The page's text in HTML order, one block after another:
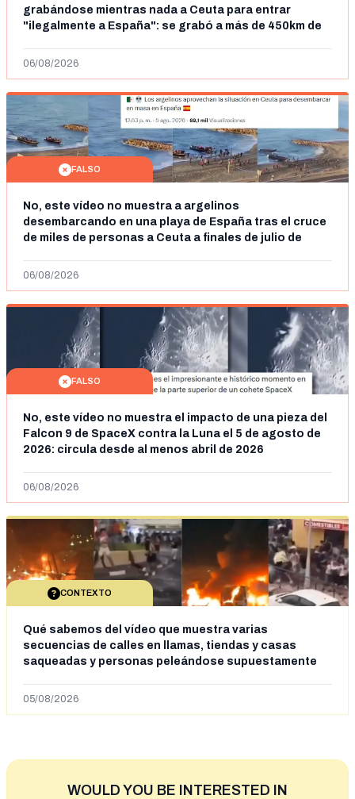
grabándose mientras nada a Ceuta para entrar
"ilegalmente a España": se grabó a más de 450km de
06/08/2026
FALSO
No, este vídeo no muestra a argelinos
desembarcando en una playa de España tras el cruce
de miles de personas a Ceuta a finales de julio de
06/08/2026
FALSO
No, este vídeo no muestra el impacto de una pieza del
Falcon 9 de SpaceX contra la Luna el 5 de agosto de
2026: circula desde al menos abril de 2026
06/08/2026
CONTEXTO
Qué sabemos del vídeo que muestra varias
secuencias de calles en llamas, tiendas y casas
saqueadas y personas peleándose supuestamente
situación irregular a Ceuta
05/08/2026
WOULD YOU BE INTERESTED IN